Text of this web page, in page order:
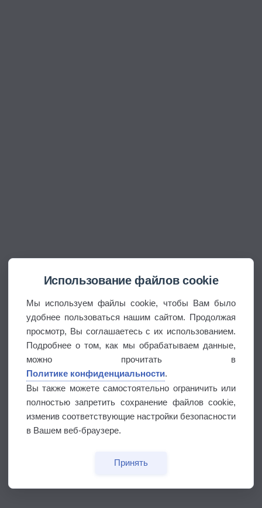
Использование файлов cookie
Мы используем файлы cookie, чтобы Вам было
удобнее пользоваться нашим сайтом. Продолжая
просмотр, Вы соглашаетесь с их использованием.
Подробнее о том, как мы обрабатываем данные,
можно прочитать в
Политике конфиденциальности.
Вы также можете самостоятельно ограничить или
полностью запретить сохранение файлов cookie,
изменив соответствующие настройки безопасности
в Вашем веб-браузере.
Принять